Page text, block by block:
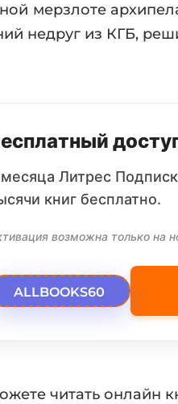
мерзлоте
недруг из КГБ,
Литрес
книг бесплатно.
возможна только на
ALLBOOKS60
читать онлайн